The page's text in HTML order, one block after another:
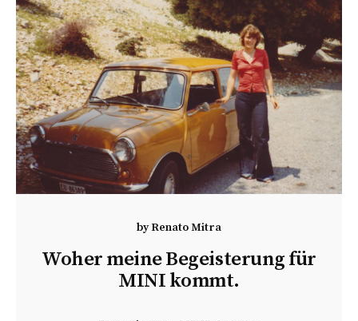
byRenato Mitra
Woher meine Begeisterung für
MINI kommt.